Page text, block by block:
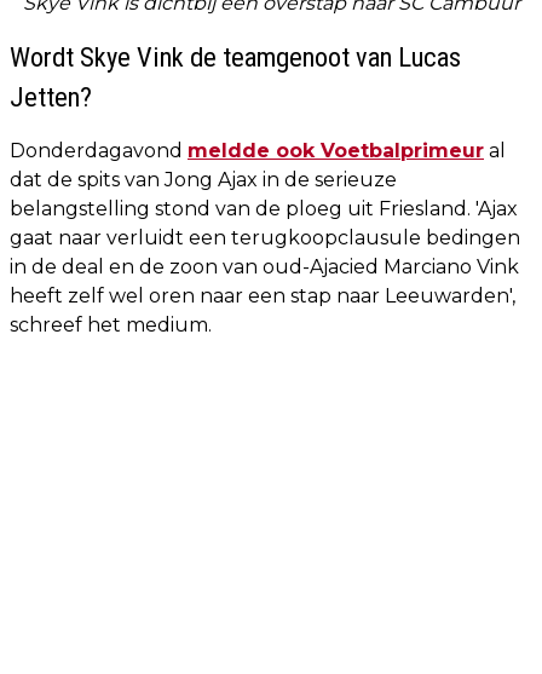
Wordt Skye Vink de teamgenoot van Lucas
Jetten?
Donderdagavond meldde ook Voetbalprimeur al
dat de spits van Jong Ajax in de serieuze
belangstelling stond van de ploeg uit Friesland. 'Ajax
gaat naar verluidt een terugkoopclausule bedingen
in de deal en de zoon van oud-Ajacied Marciano Vink
heeft zelf wel oren naar een stap naar Leeuwarden',
schreef het medium.